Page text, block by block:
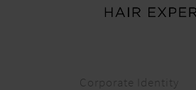
Corporate Identity